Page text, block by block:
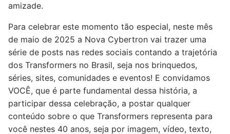
amizade.
Para celebrar este momento tão especial, neste mês
de maio de 2025 a Nova Cybertron vai trazer uma
série de posts nas redes sociais contando a trajetória
dos Transformers no Brasil, seja nos brinquedos,
séries, sites, comunidades e eventos! E convidamos
VOCÊ, que é parte fundamental dessa história, a
participar dessa celebração, a postar qualquer
conteúdo sobre o que Transformers representa para
você nestes 40 anos, seja por imagem, vídeo, texto,